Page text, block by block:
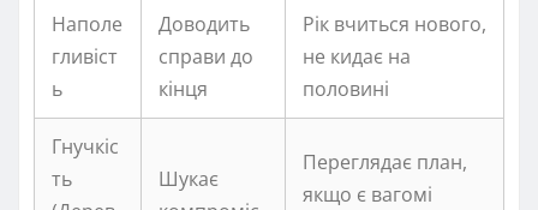
Наполе
гливіст
ь
Доводить
справи до
кінця
Рік вчиться нового,
не кидає на
половині
Гнучкіс
ть
Шукає
Переглядає план,
якщо є вагомі